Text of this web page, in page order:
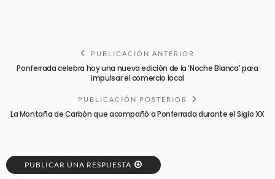
PUBLICACIÓN ANTERIOR
Ponferrada celebra hoy una nueva edición de la ‘Noche Blanca’ para
impulsar el comercio local
PUBLICACIÓN POSTERIOR
La Montaña de Carbón que acompañó a Ponferrada durante el Siglo XX
PUBLICAR UNA RESPUESTA